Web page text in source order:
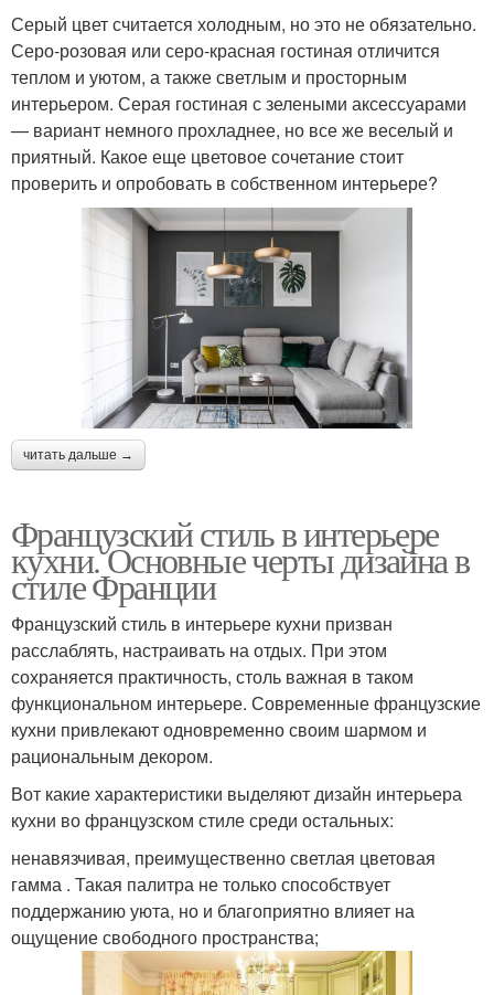
Серый цвет считается холодным, но это не обязательно.
Серо-розовая или серо-красная гостиная отличится
теплом и уютом, а также светлым и просторным
интерьером. Серая гостиная с зелеными аксессуарами
— вариант немного прохладнее, но все же веселый и
приятный. Какое еще цветовое сочетание стоит
проверить и опробовать в собственном интерьере?
читать дальше →
Французский стиль в интерьере
кухни. Основные черты дизайна в
стиле Франции
Французский стиль в интерьере кухни призван
расслаблять, настраивать на отдых. При этом
сохраняется практичность, столь важная в таком
функциональном интерьере. Современные французские
кухни привлекают одновременно своим шармом и
рациональным декором.
Вот какие характеристики выделяют дизайн интерьера
кухни во французском стиле среди остальных:
ненавязчивая, преимущественно светлая цветовая
гамма . Такая палитра не только способствует
поддержанию уюта, но и благоприятно влияет на
ощущение свободного пространства;